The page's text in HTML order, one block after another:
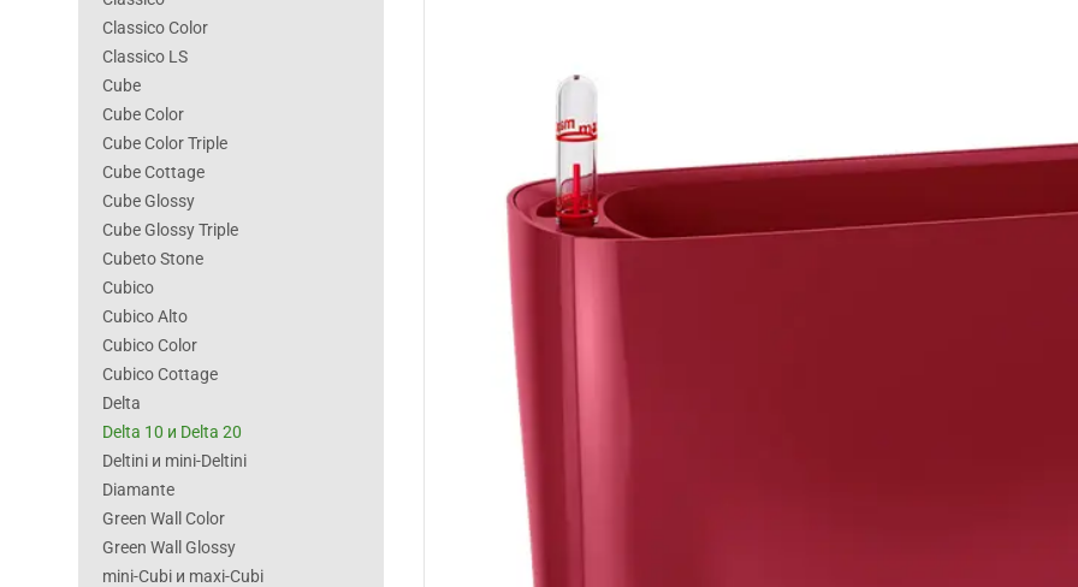
Classico Color
Classico LS
Cube
Cube Color
Cube Color Triple
Cube Cottage
Cube Glossy
Cube Glossy Triple
Cubeto Stone
Cubico
Cubico Alto
Cubico Color
Cubico Cottage
Delta
Delta 10 и Delta 20
Deltini и mini-Deltini
Diamante
Green Wall Color
Green Wall Glossy
mini-Cubi и maxi-Cubi